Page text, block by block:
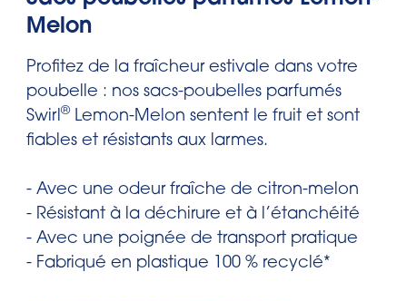
Melon
Profitez de la fraîcheur estivale dans votre
poubelle : nos sacs-poubelles parfumés
Swirl® Lemon-Melon sentent le fruit et sont
fiables et résistants aux larmes.
- Avec une odeur fraîche de citron-melon
- Résistant à la déchirure et à l’étanchéité
- Avec une poignée de transport pratique
- Fabriqué en plastique 100 % recyclé*